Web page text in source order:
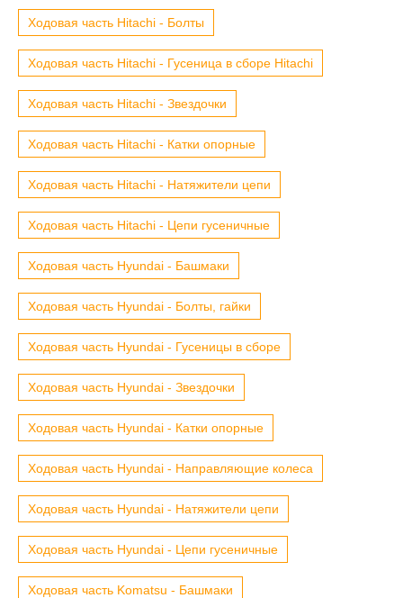
Ходовая часть Hitachi - Болты
Ходовая часть Hitachi - Гусеница в сборе Hitachi
Ходовая часть Hitachi - Звездочки
Ходовая часть Hitachi - Катки опорные
Ходовая часть Hitachi - Натяжители цепи
Ходовая часть Hitachi - Цепи гусеничные
Ходовая часть Hyundai - Башмаки
Ходовая часть Hyundai - Болты, гайки
Ходовая часть Hyundai - Гусеницы в сборе
Ходовая часть Hyundai - Звездочки
Ходовая часть Hyundai - Катки опорные
Ходовая часть Hyundai - Направляющие колеса
Ходовая часть Hyundai - Натяжители цепи
Ходовая часть Hyundai - Цепи гусеничные
Ходовая часть Komatsu - Башмаки